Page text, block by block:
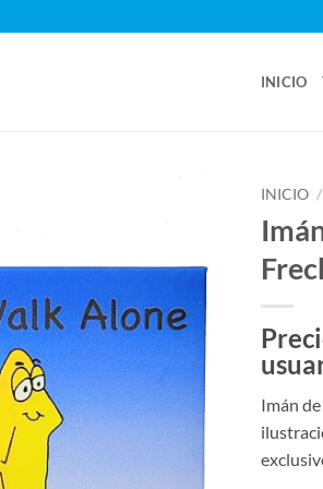
INICIO
INICIO /
Imán